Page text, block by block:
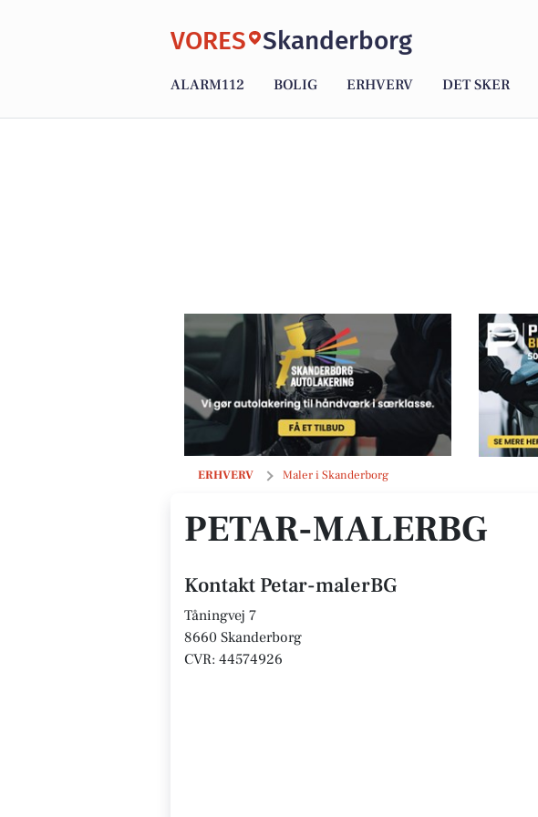
VORES Skanderborg
ALARM112 BOLIG ERHVERV DET SKER
ERHVERV Maler i Skanderborg
Petar-malerBG
PETAR-MALERBG
Kontakt Petar-malerBG
Tåningvej 7
8660 Skanderborg
CVR: 44574926